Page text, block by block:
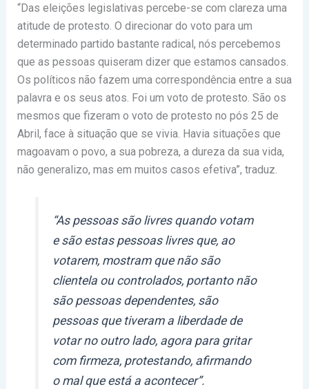
“Das eleições legislativas percebe-se com clareza uma
atitude de protesto. O direcionar do voto para um
determinado partido bastante radical, nós percebemos
que as pessoas quiseram dizer que estamos cansados.
Os políticos não fazem uma correspondência entre a sua
palavra e os seus atos. Foi um voto de protesto. São os
mesmos que fizeram o voto de protesto no pós 25 de
Abril, face à situação que se vivia. Havia situações que
magoavam o povo, a sua pobreza, a dureza da sua vida,
não generalizo, mas em muitos casos efetiva”, traduz.
“As pessoas são livres quando votam
e são estas pessoas livres que, ao
votarem, mostram que não são
clientela ou controlados, portanto não
são pessoas dependentes, são
pessoas que tiveram a liberdade de
votar no outro lado, agora para gritar
com firmeza, protestando, afirmando
o mal que está a acontecer”.